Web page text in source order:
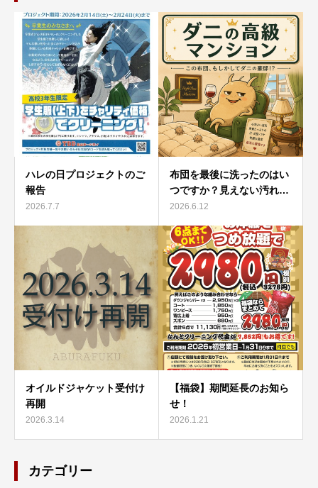
ハレの日プロジェクトのご
報告
2026.7.7
布団を最後に洗ったのはい
つですか？見えない汚れ…
2026.6.12
オイルドジャケット受付け
再開
2026.3.14
【福袋】期間延長のお知ら
せ！
2026.1.21
カテゴリー